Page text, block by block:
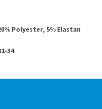
Polyester, 5% Elastan
34